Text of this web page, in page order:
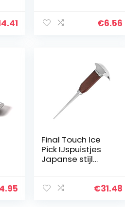
Foamer Keuken
€6.56
Final Touch Ice
Pick IJspuistjes
Japanse stijl
handvat – 13 cm
€31.48